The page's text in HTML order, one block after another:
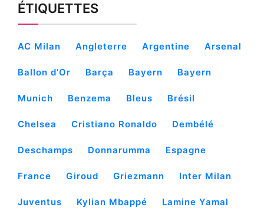
ÉTIQUETTES
AC Milan Angleterre Argentine Arsenal
Ballon d’Or Barça Bayern Bayern
Munich Benzema Bleus Brésil
Chelsea Cristiano Ronaldo Dembélé
Deschamps Donnarumma Espagne
France Giroud Griezmann Inter Milan
Juventus Kylian Mbappé Lamine Yamal